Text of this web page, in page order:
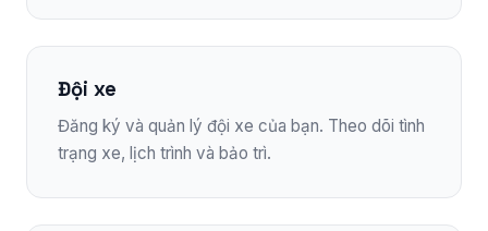
Đội xe
Đăng ký và quản lý đội xe của bạn. Theo dõi tình
trạng xe, lịch trình và bảo trì.